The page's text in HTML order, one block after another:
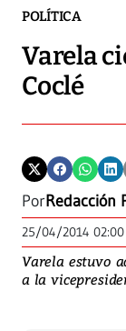
POLÍTICA
Varela
Coclé
PorRedacción
25/04/2014 02:00
Varela estuvo
a la